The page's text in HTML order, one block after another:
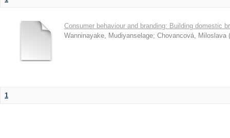
Consumer behaviour and branding: Building domestic
Wanninayake, Mudiyanselage; Chovancová, Miloslava (
1